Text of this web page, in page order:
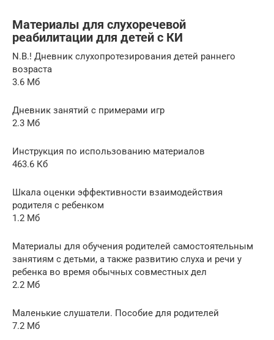
Материалы для слухоречевой
реабилитации для детей с КИ
N.B.! Дневник слухопротезирования детей раннего
возраста
3.6 Мб
Дневник занятий с примерами игр
2.3 Мб
Инструкция по использованию материалов
463.6 Кб
Шкала оценки эффективности взаимодействия
родителя с ребенком
1.2 Мб
Материалы для обучения родителей самостоятельным
занятиям с детьми, а также развитию слуха и речи у
ребенка во время обычных совместных дел
2.2 Мб
Маленькие слушатели. Пособие для родителей
7.2 Мб